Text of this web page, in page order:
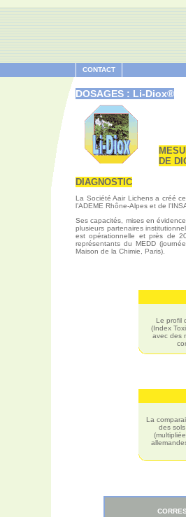
CONTACT
DOSAGES : Li-Diox®
DE
DIAGNOSTIC
La Société Aair Lichens a créé
l’ADEME Rhône-Alpes et de
Ses capacités, mises en
plusieurs partenaires
est opérationnelle et près de
représentants du MEDD
Maison de la Chimie, Paris).
Le profil
(Index
avec des
La
des